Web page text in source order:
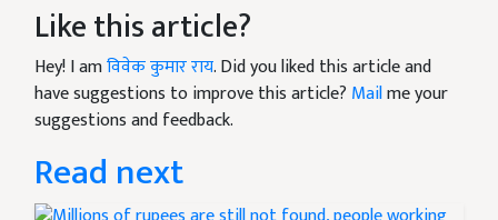
Like this article?
Hey! I amविवेक कुमार राय. Did you liked this article and
have suggestions to improve this article? Mailme your
suggestions and feedback.
Read next